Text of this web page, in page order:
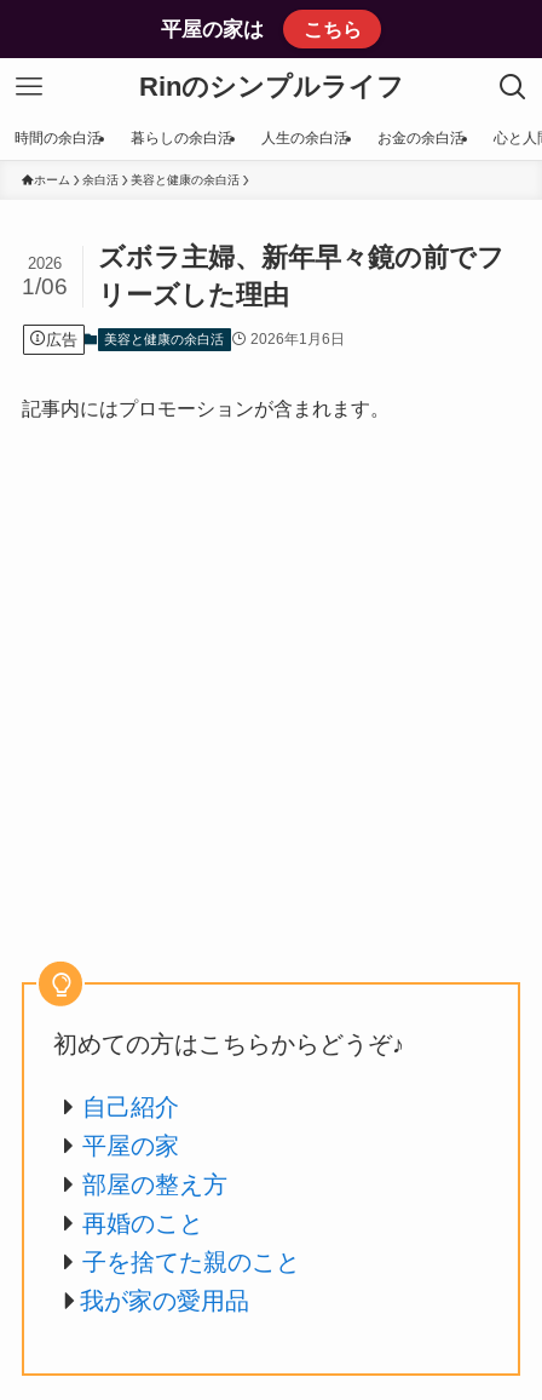
平屋の家は こちら
Rinのシンプルライフ
時間の余白活 暮らしの余白活 人生の余白活 お金の余白活 心と人
ホーム 余白活 美容と健康の余白活
ズボラ主婦、新年早々鏡の前でフ
リーズした理由
2026
1/06
広告 美容と健康の余白活 2026年1月6日
記事内にはプロモーションが含まれます。
初めての方はこちらからどうぞ♪
自己紹介
平屋の家
部屋の整え方
再婚のこと
子を捨てた親のこと
我が家の愛用品